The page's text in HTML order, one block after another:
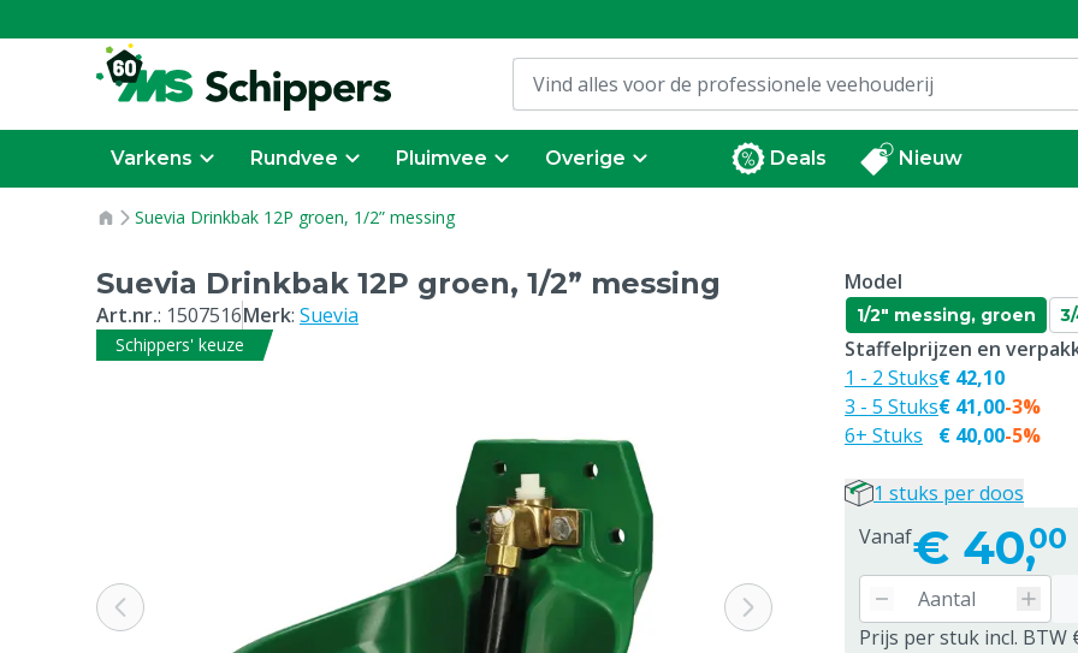
Varkens Rundvee Pluimvee Overige Deals Nieuw
Suevia Drinkbak 12P groen, 1/2” messing
Suevia Drinkbak 12P groen, 1/2” messing
Art.nr.: 1507516Merk: Suevia
Schippers' keuze
Model
1/2" messing, groen
Vanaf€ 40,00
Prijs per stuk incl. BTW
Staffelprijzen en
1 - 2 Stuks
3 - 5 Stuks
6+ Stuks
€ 42,10
€ 41,00
€ 40,00
-3%
-5%
1 stuks per doos